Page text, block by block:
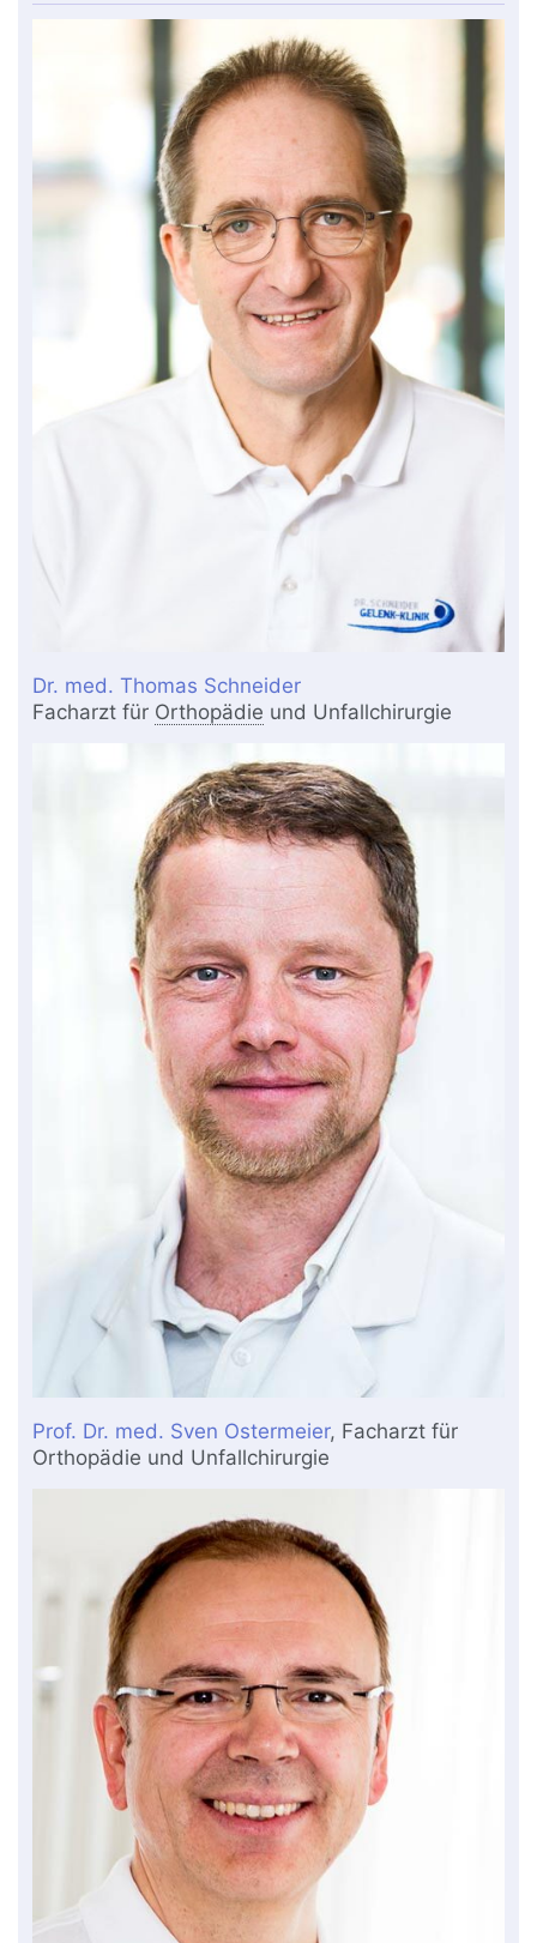
Dr. med. Thomas Schneider
Facharzt für Orthopädie und Unfallchirurgie
Prof. Dr. med. Sven Ostermeier, Facharzt für
Orthopädie und Unfallchirurgie